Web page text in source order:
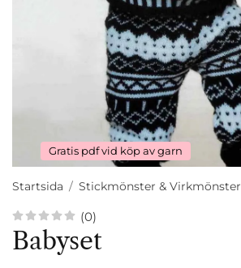
Gratis pdf vid köp av garn
Startsida / Stickmönster & Virkmönster
(0)
Babyset